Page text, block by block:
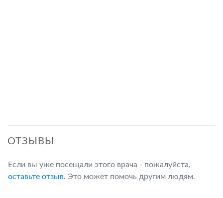
ОТЗЫВЫ
Если вы уже посещали этого врача - пожалуйста,
оставьте отзыв. Это может помочь другим людям.